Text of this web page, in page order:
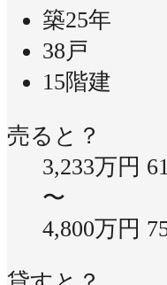
築25年
38戸
15階建
売ると？
3,233万円
〜
4,800万円